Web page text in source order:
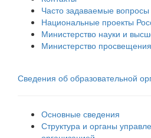
Часто задаваемые вопросы
Национальные проекты
Министерство науки и
Министерство
Сведения об образовательной
Основные сведения
Структура и органы